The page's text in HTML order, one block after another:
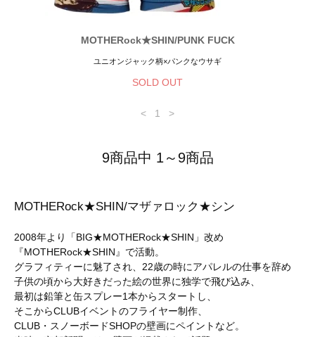
MOTHERock★SHIN/PUNK FUCK
ユニオンジャック柄×パンクなウサギ
SOLD OUT
< 1 >
9商品中 1～9商品
MOTHERock★SHIN/マザァロック★シン
2008年より「BIG★MOTHERock★SHIN」改め
『MOTHERock★SHIN』で活動。
グラフィティーに魅了され、22歳の時にアパレルの仕事を辞め
子供の頃から大好きだった絵の世界に独学で飛び込み、
最初は鉛筆と缶スプレー1本からスタートし、
そこからCLUBイベントのフライヤー制作、
CLUB・スノーボードSHOPの壁画にペイントなど。